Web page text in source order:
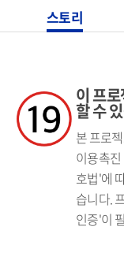
스토리
이 프
할 수
본 프로
이용촉
호법'에
습니다.
인증'이